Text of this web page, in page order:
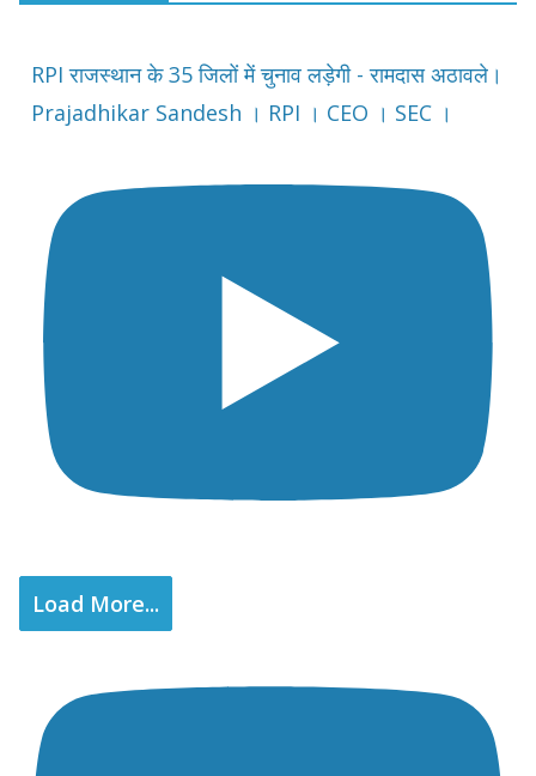
RPI राजस्थान के 35 जिलों में चुनाव लड़ेगी - रामदास अठावले।
Prajadhikar Sandesh । RPI । CEO । SEC ।
Load More...